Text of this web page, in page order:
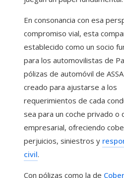
En consonancia con esa
compromiso vial, esta
establecido como un socio
para los automovilistas de
pólizas de automóvil de
creado para ajustarse a los
requerimientos de cada
sea para un coche privado o
empresarial, ofreciendo
perjuicios, siniestros y
civil.
Con pólizas como la de